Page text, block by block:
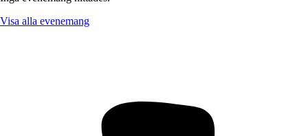
Visa alla evenemang